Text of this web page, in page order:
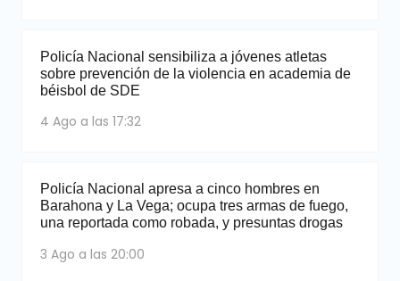
Policía Nacional sensibiliza a jóvenes atletas
sobre prevención de la violencia en academia de
béisbol de SDE
4 Ago a las 17:32
Policía Nacional apresa a cinco hombres en
Barahona y La Vega; ocupa tres armas de fuego,
una reportada como robada, y presuntas drogas
3 Ago a las 20:00